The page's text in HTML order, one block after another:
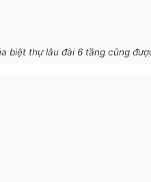
biệt thự lâu đài 6 tầng cũng